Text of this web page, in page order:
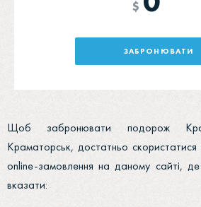
$
ЗАБРОНЮВАТИ
Щоб забронювати подорож
Краматорськ, достатньо
online-замовлення на даному сайті,
вказати: